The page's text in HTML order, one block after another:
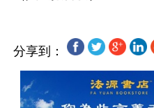
分享到：